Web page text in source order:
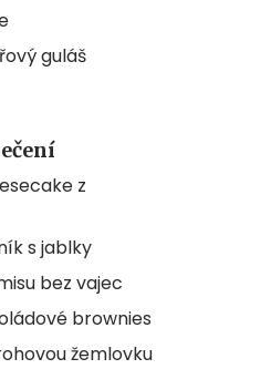
guláš
z
s jablky
bez vajec
brownies
žemlovku